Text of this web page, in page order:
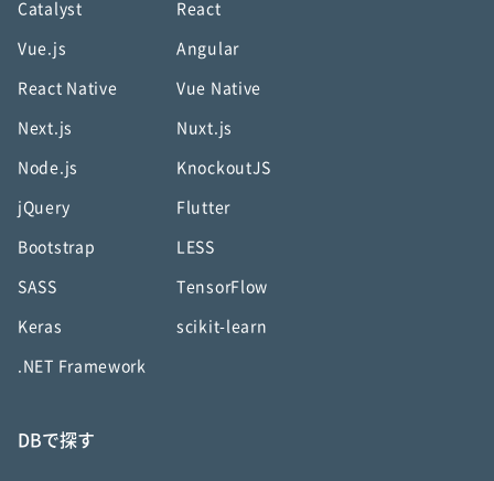
Catalyst React
Vue.js Angular
React Native Vue Native
Next.js Nuxt.js
Node.js KnockoutJS
jQuery Flutter
Bootstrap LESS
SASS TensorFlow
Keras scikit-learn
.NET Framework
DBで探す